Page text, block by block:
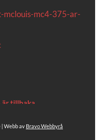
mclouis-mc4-375-ar-
är tillbaka
Webb av Bravo Webbyrå